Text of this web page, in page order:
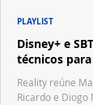
Disney+ e
técnicos
Reality reúne
Ricardo e
PLAYLIST